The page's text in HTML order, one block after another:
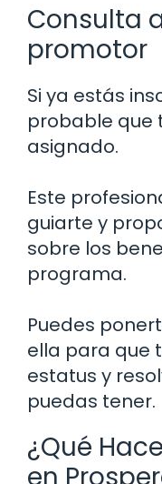
Consulta
promotor
Si ya estás
probable que
asignado.
Este
guiarte y
sobre los
programa.
Puedes
ella para que
estatus y
puedas tener.
¿Qué
en